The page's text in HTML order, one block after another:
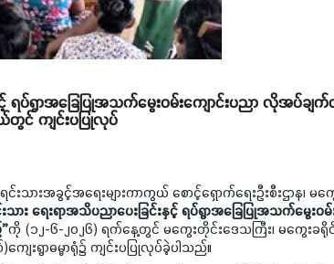
င့် ရပ်ရွာအခြေပြုအသက်မွေးဝမ်းကျောင်းပညာ လိုအပ်ခ
တွင် ကျင်းပပြုလုပ်
ရင်းသားအခွင့်အရေးများကာကွယ် စောင့်ရှောက်ရေးဦးစီးဌာန၊ မ
သား ရေးရာအသိပညာပေးခြင်းနှင့် ရပ်ရွာအခြေပြုအသက်မွေးဝမ်
ကို (၁၂-၆-၂၀၂၆) ရက်နေ့တွင် မကွေးတိုင်းဒေသကြီး၊ မကွေးခရို
ကျေးရွာဓမ္မာရုံ၌ ကျင်းပပြုလုပ်ခဲ့ပါသည်။